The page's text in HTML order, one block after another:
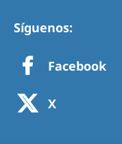
Síguenos:
Facebook
X